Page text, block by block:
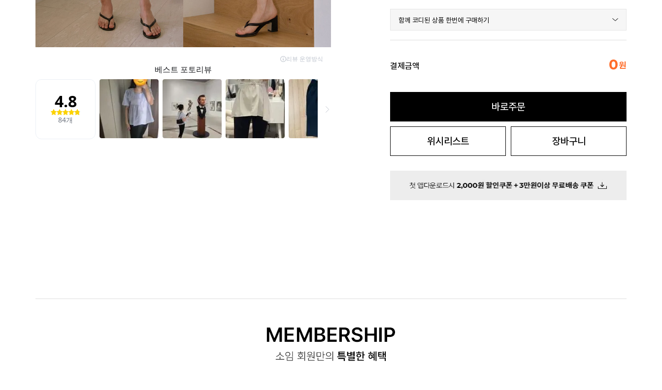
함께 코디된 상품 한번에 구매하기
결제금액 0원
바로주문
위시리스트 장바구니